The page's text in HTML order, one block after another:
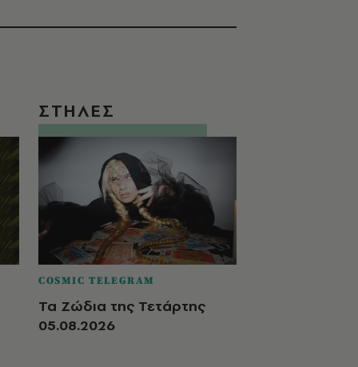
ΣΤΗΛΕΣ
COSMIC TELEGRAM
Τα Ζώδια της Τετάρτης
05.08.2026